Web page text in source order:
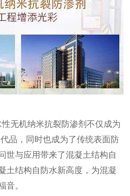
无机纳米抗裂防渗剂不仅成为
品，同时也成为了传统表面防
世与应用带来了混凝土结构自
土结构自防水新高度，为混凝
音。